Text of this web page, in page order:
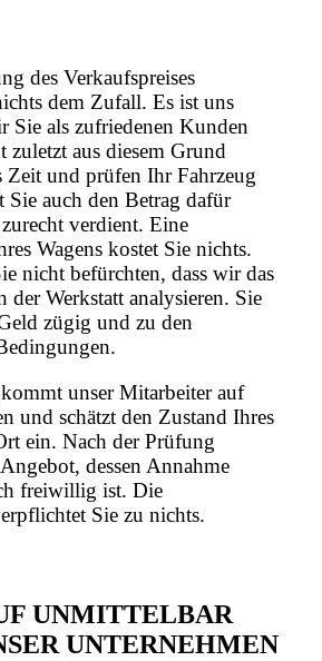
des Verkaufspreises
dem Zufall. Es ist uns
Sie als zufriedenen Kunden
zuletzt aus diesem Grund
Zeit und prüfen Ihr Fahrzeug
auch den Betrag dafür
verdient. Eine
Wagens kostet Sie nichts.
nicht befürchten, dass wir das
der Werkstatt analysieren. Sie
zügig und zu den
unser Mitarbeiter auf
und schätzt den Zustand Ihres
ein. Nach der Prüfung
dessen Annahme
freiwillig ist. Die
Sie zu nichts.
UNMITTELBAR
UNTERNEHMEN